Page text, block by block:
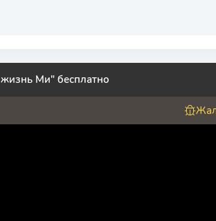
Ми" бесплатно